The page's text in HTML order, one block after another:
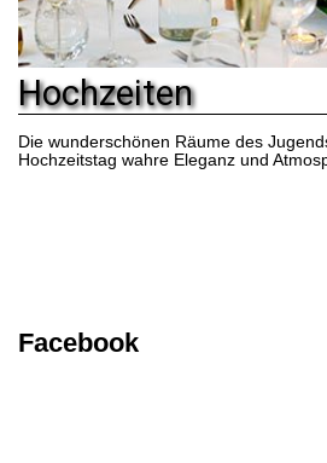
Hochzeiten
Die wunderschönen Räume des
Hochzeitstag wahre Eleganz und
Facebook